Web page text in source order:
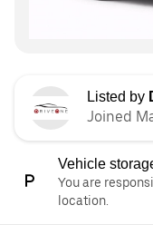
Listed by
Joined
Vehicle
You are
location.